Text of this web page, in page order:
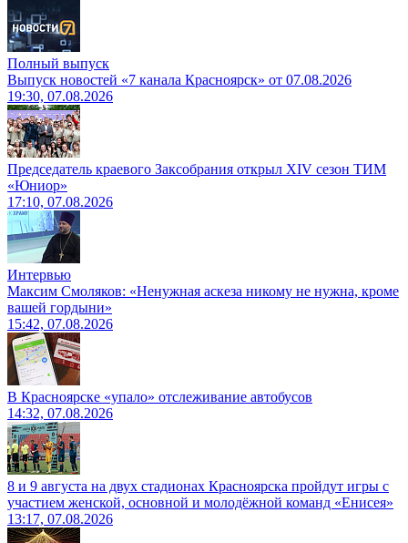
Полный выпуск
Выпуск новостей «7 канала Красноярск» от 07.08.2026
19:30, 07.08.2026
Председатель краевого Заксобрания открыл XIV сезон ТИМ
«Юниор»
17:10, 07.08.2026
Интервью
Максим Смоляков: «Ненужная аскеза никому не нужна, кроме
вашей гордыни»
15:42, 07.08.2026
В Красноярске «упало» отслеживание автобусов
14:32, 07.08.2026
8 и 9 августа на двух стадионах Красноярска пройдут игры с
участием женской, основной и молодёжной команд «Енисея»
13:17, 07.08.2026